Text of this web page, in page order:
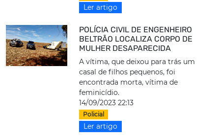
Ler artigo
POLÍCIA CIVIL DE ENGENHEIRO
BELTRÃO LOCALIZA CORPO DE
MULHER DESAPARECIDA
A vítima, que deixou para trás um
casal de filhos pequenos, foi
encontrada morta, vítima de
feminicídio.
14/09/2023 22:13
Policial
Ler artigo